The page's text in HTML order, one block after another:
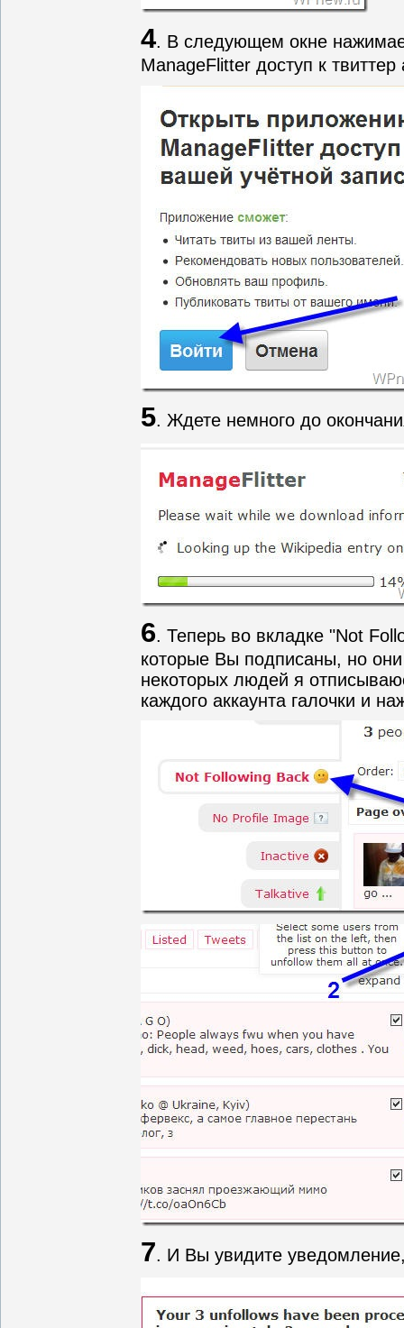
4. В следующем окне
ManageFlitter доступ к твиттер
5. Ждете немного до
6. Теперь во вкладке "Not
которые Вы подписаны, но они
некоторых людей я
каждого аккаунта галочки и
7. И Вы увидите